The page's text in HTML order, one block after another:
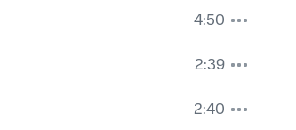
4:50
2:39
2:40